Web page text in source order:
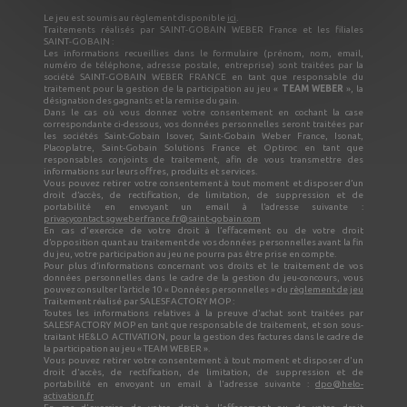
Le jeu est soumis au règlement disponible ici
Traitements réalisés par SAINT-GOBAIN WEBER France et les filiales
SAINT-GOBAIN :
Les informations recueillies dans le formulaire (prénom, nom, email,
numéro de téléphone, adresse postale, entreprise) sont traitées par la
société SAINT-GOBAIN WEBER FRANCE en tant que responsable du
traitement pour la gestion de la participation au jeu « TEAM WEBER », la
désignation des gagnants et la remise du gain.
Dans le cas où vous donnez votre consentement en cochant la case
correspondante ci-dessous, vos données personnelles seront traitées par
les sociétés Saint-Gobain Isover, Saint-Gobain Weber France, Isonat,
Placoplatre, Saint-Gobain Solutions France et Optiroc en tant que
responsables conjoints de traitement, afin de vous transmettre des
informations sur leurs offres, produits et services.
Vous pouvez retirer votre consentement à tout moment et disposer d’un
droit d’accès, de rectification, de limitation, de suppression et de
portabilité en envoyant un email à l’adresse suivante :
privacycontact.sgweberfrance.fr@saint-gobain.com
En cas d'exercice de votre droit à l’effacement ou de votre droit
d’opposition quant au traitement de vos données personnelles avant la fin
du jeu, votre participation au jeu ne pourra pas être prise en compte.
Pour plus d’informations concernant vos droits et le traitement de vos
données personnelles dans le cadre de la gestion du jeu-concours, vous
pouvez consulter l’article 10 « Données personnelles » du règlement de jeu
Traitement réalisé par SALESFACTORY MOP :
Toutes les informations relatives à la preuve d'achat sont traitées par
SALESFACTORY MOP en tant que responsable de traitement, et son sous-
traitant HE&LO ACTIVATION, pour la gestion des factures dans le cadre de
la participation au jeu « TEAM WEBER ».
Vous pouvez retirer votre consentement à tout moment et disposer d'un
droit d'accès, de rectification, de limitation, de suppression et de
portabilité en envoyant un email à l'adresse suivante : dpo@helo-
activation.fr